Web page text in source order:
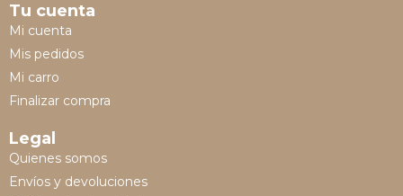
Tu cuenta
Mi cuenta
Mis pedidos
Mi carro
Finalizar compra
Legal
Quienes somos
Envíos y devoluciones